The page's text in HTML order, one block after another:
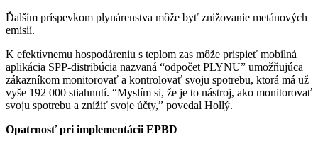
Ďalším príspevkom plynárenstva môže byť znižovanie metánových
emisií.
K efektívnemu hospodáreniu s teplom zas môže prispieť mobilná
aplikácia SPP-distribúcia nazvaná “odpočet PLYNU” umožňujúca
zákazníkom monitorovať a kontrolovať svoju spotrebu, ktorá má už
vyše 192 000 stiahnutí. “Myslím si, že je to nástroj, ako monitorovať
svoju spotrebu a znížiť svoje účty,” povedal Hollý.
Opatrnosť pri implementácii EPBD